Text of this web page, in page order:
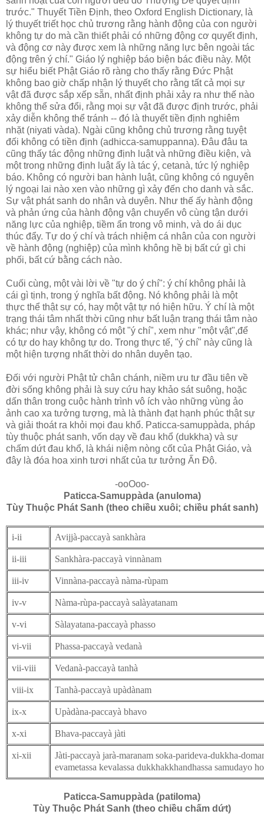
trước." Thuyết Tiền Ðịnh, theo Oxford English Dictionary, là
lý thuyết triết học chủ trương rằng hành động của con người
không tự do mà cần thiết phải có những động cơ quyết định,
và động cơ này được xem là những năng lực bên ngoài tác
động trên ý chí." Giáo lý nghiệp báo biện bác điều này. Một
sự hiểu biết Phật Giáo rõ ràng cho thấy rằng Ðức Phật
không bao giờ chấp nhận lý thuyết cho rằng tất cả mọi sự
vật đã được sắp xếp sẵn, nhất định phải xảy ra như thế nào
không thể sửa đổi, rằng mọi sự vật đã được định trước, phải
xảy diễn không thể tránh -- đó là thuyết tiền định nghiêm
nhặt (niyati vàda). Ngài cũng không chủ trương rằng tuyệt
đối không có tiền định (adhicca-samuppanna). Ðâu đâu ta
cũng thấy tác động những định luật và những điều kiện, và
một trong những định luật ấy là tác ý, cetanà, tức lý nghiệp
báo. Không có người ban hành luật, cũng không có nguyên
lý ngoại lai nào xen vào những gì xảy đến cho danh và sắc.
Sự vật phát sanh do nhân và duyên. Như thế ấy hành động
và phản ứng của hành động vận chuyển vô cùng tận dưới
năng lực của nghiệp, tiềm ẩn trong vô minh, và do ái dục
thúc đẩy. Tự do ý chí và trách nhiệm cá nhân của con người
về hành động (nghiệp) của mình không hề bị bất cứ gì chi
phối, bất cứ bằng cách nào.
Cuối cùng, một vài lời về "tự do ý chí": ý chí không phải là
cái gì tịnh, trong ý nghĩa bất động. Nó không phải là một
thực thể thật sự có, hay một vật tự nó hiện hữu. Ý chí là một
trạng thái tâm nhất thời cũng như bất luận trạng thái tâm nào
khác; như vậy, không có một "ý chí", xem như "một vật",để
có tự do hay không tự do. Trong thực tế, "ý chí" này cũng là
một hiện tượng nhất thời do nhân duyên tạo.
Ðối với người Phật tử chân chánh, niềm ưu tư đầu tiên về
đời sống không phải là suy cứu hay khảo sát suông, hoặc
dấn thân trong cuộc hành trình vô ích vào những vùng ảo
ảnh cao xa tưởng tượng, mà là thành đạt hạnh phúc thật sự
và giải thoát ra khỏi mọi đau khổ. Paticca-samuppàda, pháp
tùy thuộc phát sanh, vốn dạy về đau khổ (dukkha) và sự
chấm dứt đau khổ, là khái niệm nòng cốt của Phật Giáo, và
đây là đóa hoa xinh tươi nhất của tư tưởng Ấn Ðộ.
-ooOoo-
Paticca-Samuppàda (anuloma)
Tùy Thuộc Phát Sanh (theo chiều xuôi; chiều phát sanh)
i-ii Avijjà-paccayà sankhàra
ii-iii Sankhàra-paccayà vinnànam
iii-iv Vinnàna-paccayà nàma-rùpam
iv-v Nàma-rùpa-paccayà salàyatanam
v-vi Sàlayatana-paccayà phasso
vi-vii Phassa-paccayà vedanà
vii-viii Vedanà-paccayà tanhà
viii-ix Tanhà-paccayà upàdànam
ix-x Upàdàna-paccayà bhavo
x-xi Bhava-paccayà jàti
xi-xii
Jàti-paccayà jarà-maranam soka-parideva-dukkha-
evametassa kevalassa dukkhakkhandhassa samudayo
Paticca-Samuppàda (patiloma)
Tùy Thuộc Phát Sanh (theo chiều chấm dứt)